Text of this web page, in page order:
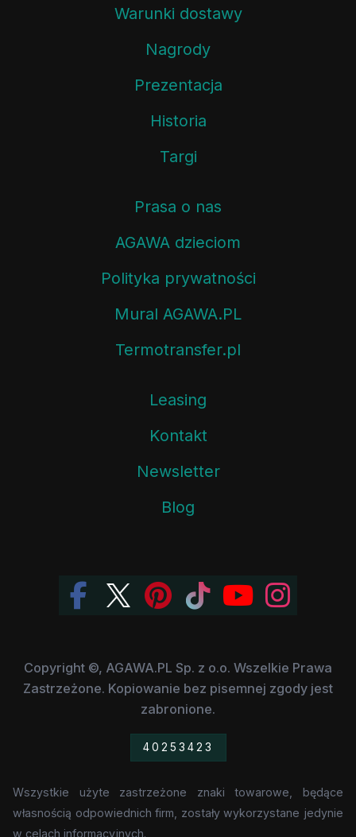
Warunki dostawy
Nagrody
Prezentacja
Historia
Targi
Prasa o nas
AGAWA dzieciom
Polityka prywatności
Mural AGAWA.PL
Termotransfer.pl
Leasing
Kontakt
Newsletter
Blog
Copyright ©, AGAWA.PL Sp. z o.o. Wszelkie Prawa
Zastrzeżone. Kopiowanie bez pisemnej zgody jest
zabronione.
40253423
Wszystkie użyte zastrzeżone znaki towarowe, będące
własnością odpowiednich firm, zostały wykorzystane jedynie
w celach informacyjnych.